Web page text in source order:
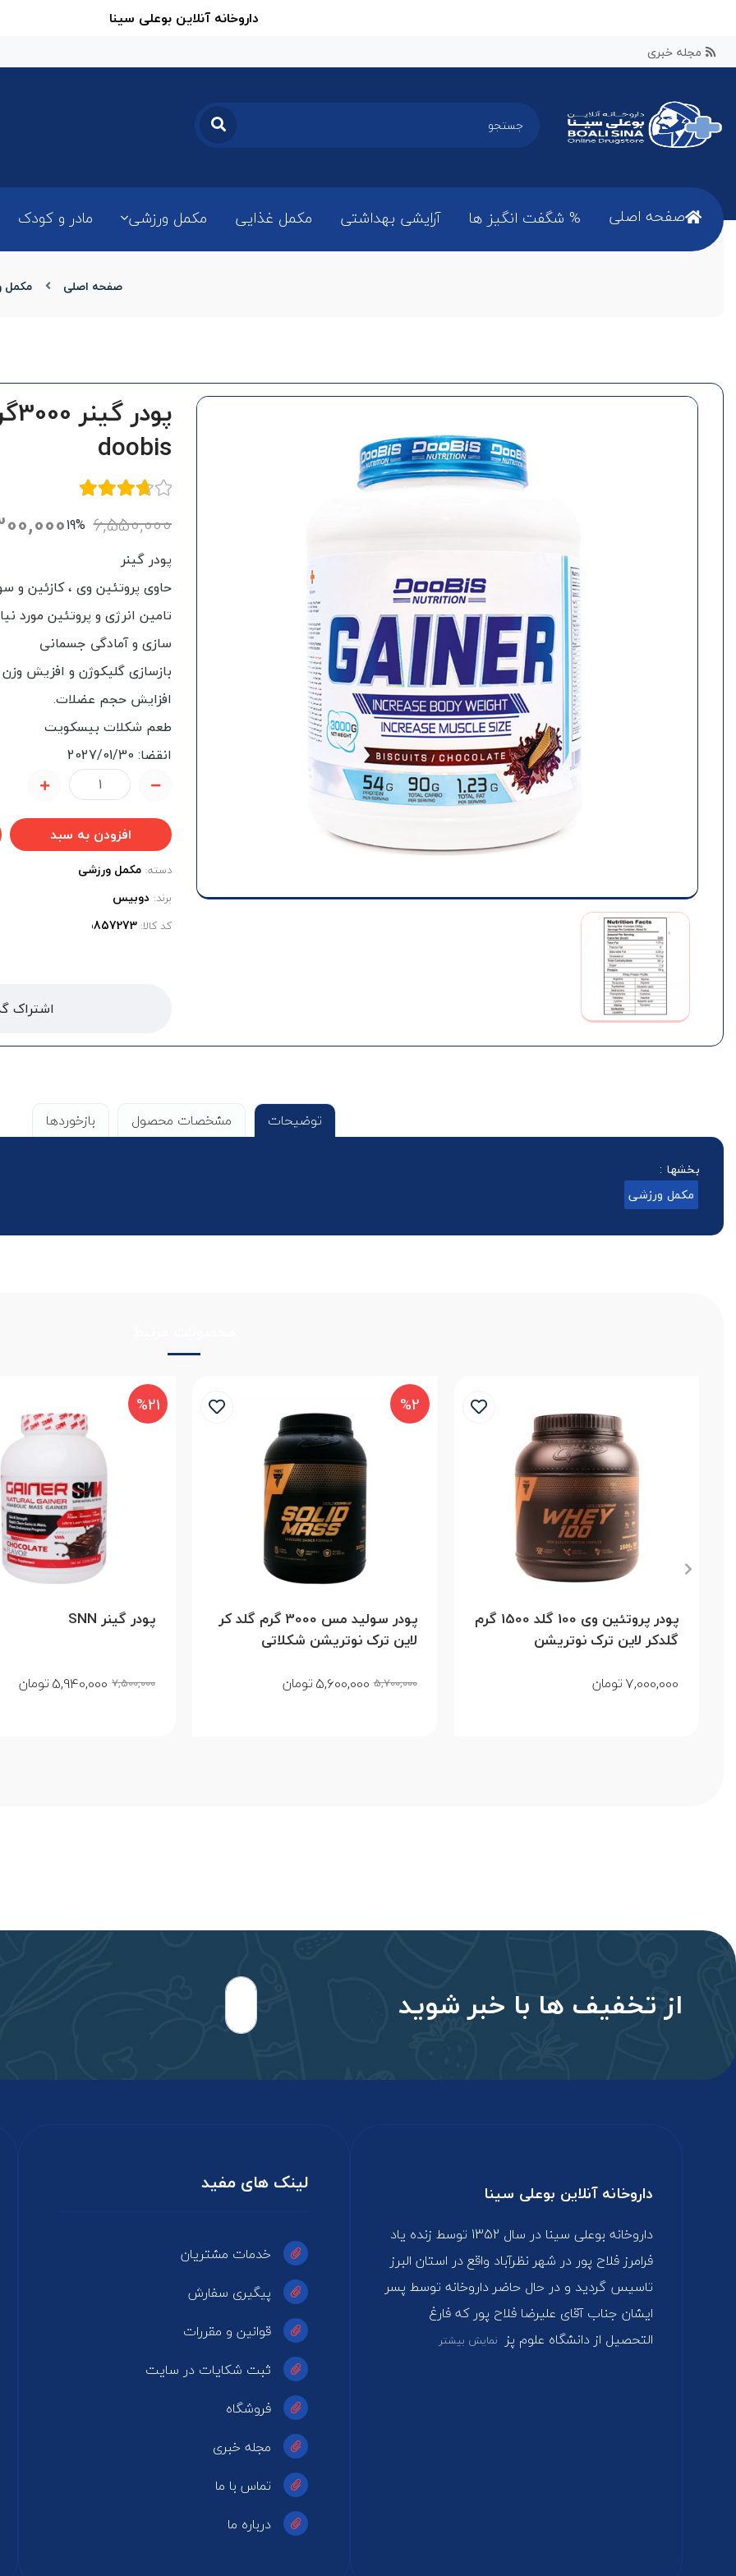
داروخانه آنلاین بوعلی سینا
مجله خبری
صفحه اصلی % شگفت انگیز ها آرایشی بهداشتی مکمل غذایی مکمل ورزشی مادر و کودک
صفحه اصلی مکمل
doobis
6,550,000
19%
پودر گینر
حاوی پروتئین وی ، کازئین و
تامین انرژی و پروتئین مورد
سازی و آمادگی جسمانی
بازسازی گلیکوژن و افزیش وزن
افزایش حجم عضلات.
طعم شکلات بیسکویت
انقضا: 2027/01/30
افزودن به سبد
دسته: مکمل ورزشی
برند: دوبیس
کد کالا:
اشتراک
توضیحات مشخصات محصول بازخوردها
بخشها :
مکمل ورزشی
پودر پروتئین وی 100 گلد 1500 گرم
گلدکر لاین ترک نوتریشن
7,000,000تومان
پودر سولید مس 3000 گرم گلد کر
لاین ترک نوتریشن شکلاتی
5,700,000
5,600,000تومان
%2
پودر گینر SNN
7,500,000
5,940,000تومان
%21
از تخفیف‌ ها با‌ خبر شوید
داروخانه آنلاین بوعلی سینا
داروخانه بوعلی سینا در سال 1352 توسط زنده یاد
فرامرز فلاح پور در شهر نظرآباد واقع در استان البرز
تاسیس گردید و در حال حاضر داروخانه توسط پسر
ایشان جناب آقای علیرضا فلاح پور که فارغ‌
التحصیل از دانشگاه علوم پز نمایش بیشتر
لینک های مفید
خدمات مشتریان
پیگیری سفارش
قوانین و مقررات
ثبت شکایات در سایت
فروشگاه
مجله خبری
تماس با ما
درباره ما